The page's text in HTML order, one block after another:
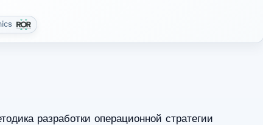
разработки операционной стратегии